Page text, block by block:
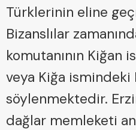
Türklerinin eline
Bizanslılar
komutanının Kiğan
veya Kiğa ismindeki
söylenmektedir.
dağlar memleketi